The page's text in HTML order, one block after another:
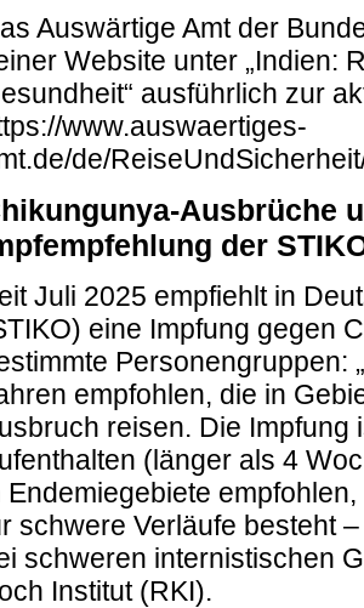
Auswärtige Amt der
Website unter „Indien:
ausführlich zur
www.auswaertiges-
de/
Ausbrüche
der
Juli 2025 empfiehlt in
eine Impfung gegen
Personengruppen:
empfohlen, die in
reisen. Die
(länger als 4
Endemiegebiete
schwere Verläufe besteht
schweren internistischen
Institut (RKI).